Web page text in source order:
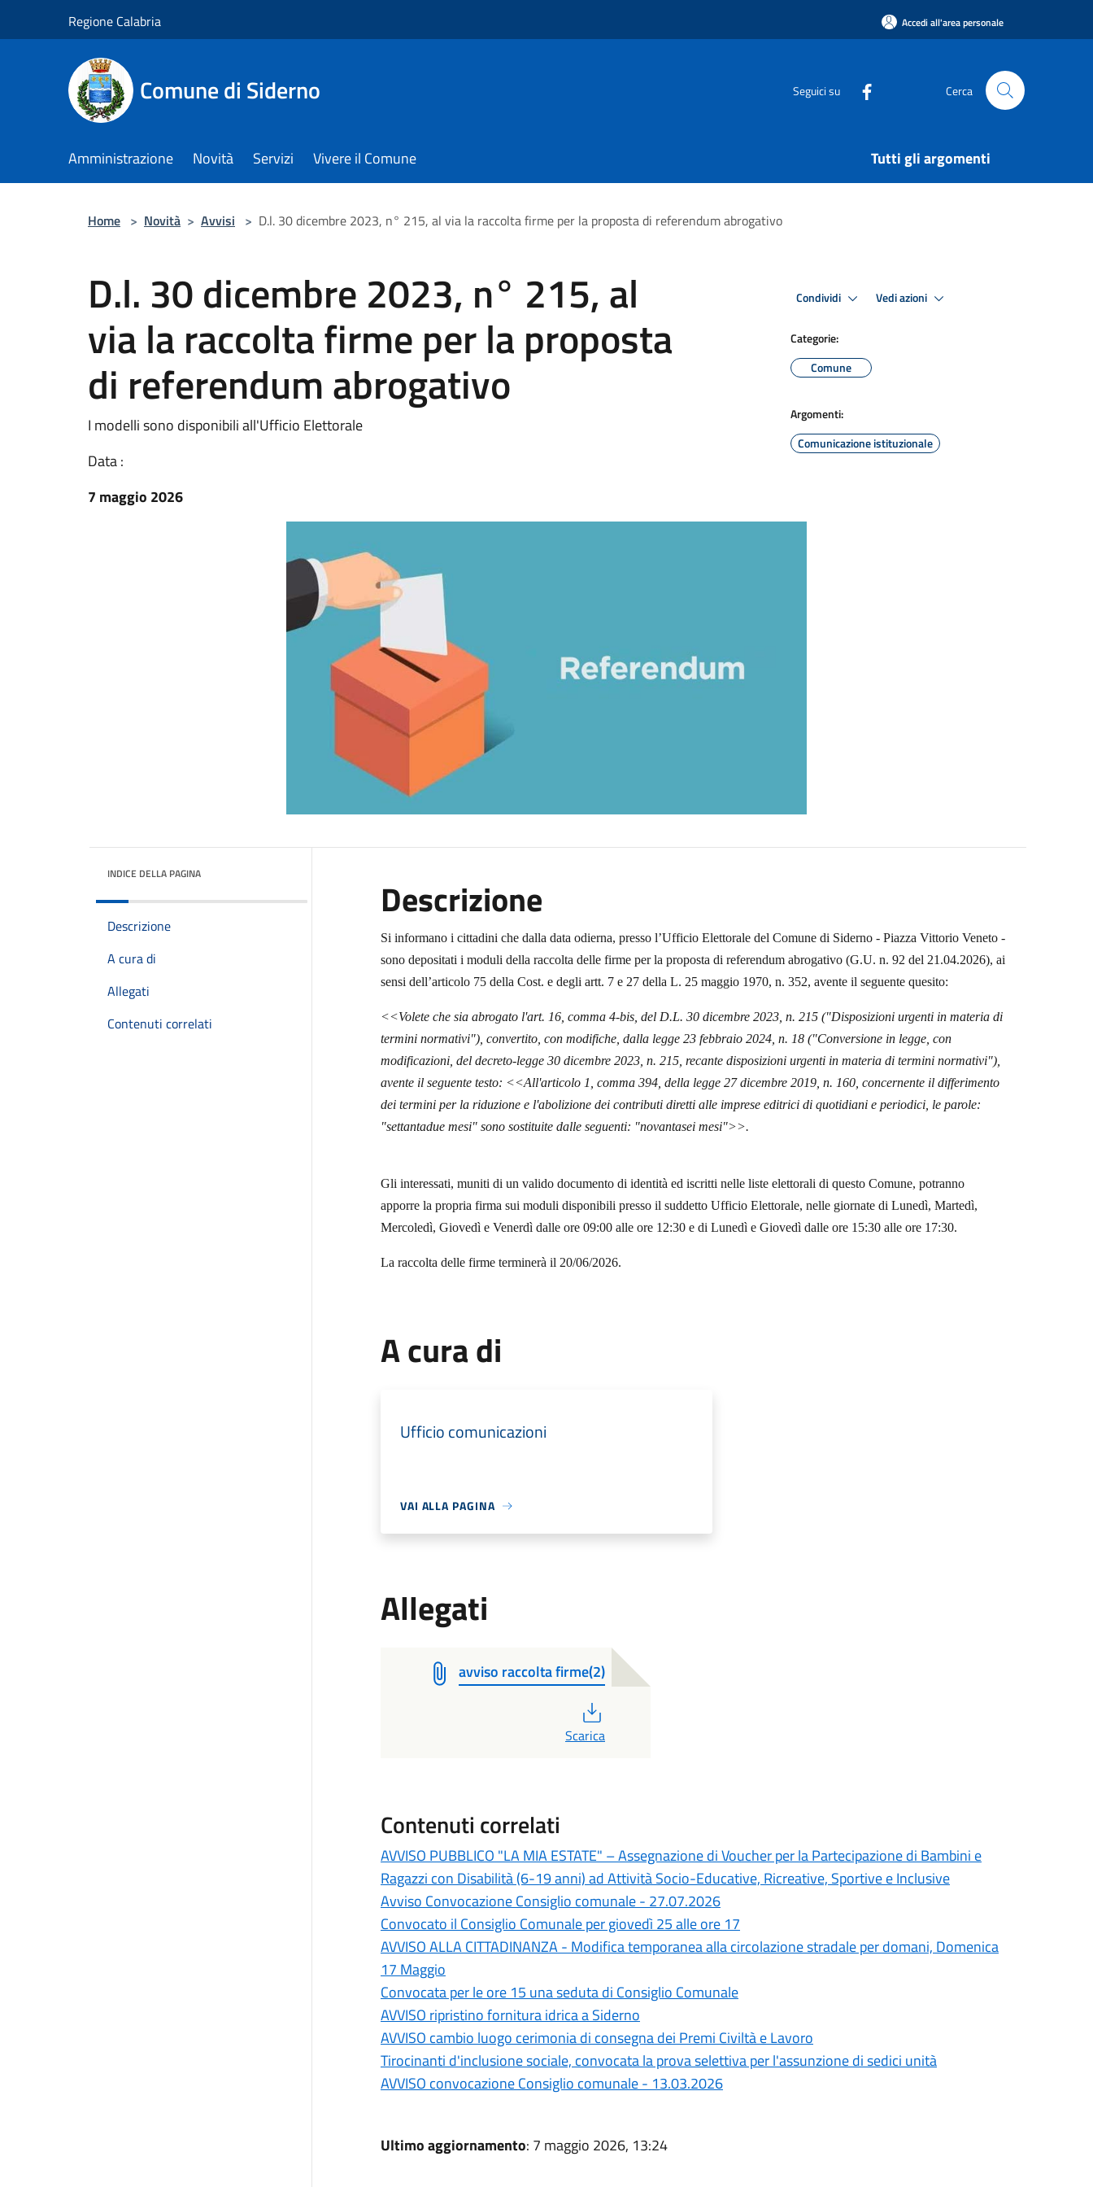
Regione Calabria Accedi all'area personale
Comune di Siderno Seguici su Cerca
Amministrazione Novità Servizi Vivere il Comune Tutti gli argomenti
Home > Novità > Avvisi > D.l. 30 dicembre 2023, n° 215, al via la raccolta firme per la proposta di referendum abrogativo
D.l. 30 dicembre 2023, n° 215, al
via la raccolta firme per la proposta
di referendum abrogativo
I modelli sono disponibili all'Ufficio Elettorale
Data :
7 maggio 2026
Condividi Vedi azioni
Categorie:
Comune
Argomenti:
Comunicazione istituzionale
INDICE DELLA PAGINA
Descrizione
A cura di
Allegati
Contenuti correlati
Descrizione
Si informano i cittadini che dalla data odierna, presso l’Ufficio Elettorale del Comune di Siderno - Piazza Vittorio Veneto -
sono depositati i moduli della raccolta delle firme per la proposta di referendum abrogativo (G.U. n. 92 del 21.04.2026), ai
sensi dell’articolo 75 della Cost. e degli artt. 7 e 27 della L. 25 maggio 1970, n. 352, avente il seguente quesito:
<<Volete che sia abrogato l'art. 16, comma 4-bis, del D.L. 30 dicembre 2023, n. 215 ("Disposizioni urgenti in materia di
termini normativi"), convertito, con modifiche, dalla legge 23 febbraio 2024, n. 18 ("Conversione in legge, con
modificazioni, del decreto-legge 30 dicembre 2023, n. 215, recante disposizioni urgenti in materia di termini normativi"),
avente il seguente testo: <<All'articolo 1, comma 394, della legge 27 dicembre 2019, n. 160, concernente il differimento
dei termini per la riduzione e l'abolizione dei contributi diretti alle imprese editrici di quotidiani e periodici, le parole:
"settantadue mesi" sono sostituite dalle seguenti: "novantasei mesi">>.
Gli interessati, muniti di un valido documento di identità ed iscritti nelle liste elettorali di questo Comune, potranno
apporre la propria firma sui moduli disponibili presso il suddetto Ufficio Elettorale, nelle giornate di Lunedì, Martedì,
Mercoledì, Giovedì e Venerdì dalle ore 09:00 alle ore 12:30 e di Lunedì e Giovedì dalle ore 15:30 alle ore 17:30.
La raccolta delle firme terminerà il 20/06/2026.
A cura di
Ufficio comunicazioni
VAI ALLA PAGINA
Allegati
avviso raccolta firme(2)
Scarica
Contenuti correlati
AVVISO PUBBLICO "LA MIA ESTATE" – Assegnazione di Voucher per la Partecipazione di Bambini e
Ragazzi con Disabilità (6-19 anni) ad Attività Socio-Educative, Ricreative, Sportive e Inclusive
Avviso Convocazione Consiglio comunale - 27.07.2026
Convocato il Consiglio Comunale per giovedì 25 alle ore 17
AVVISO ALLA CITTADINANZA - Modifica temporanea alla circolazione stradale per domani, Domenica
17 Maggio
Convocata per le ore 15 una seduta di Consiglio Comunale
AVVISO ripristino fornitura idrica a Siderno
AVVISO cambio luogo cerimonia di consegna dei Premi Civiltà e Lavoro
Tirocinanti d'inclusione sociale, convocata la prova selettiva per l'assunzione di sedici unità
AVVISO convocazione Consiglio comunale - 13.03.2026
Ultimo aggiornamento: 7 maggio 2026, 13:24